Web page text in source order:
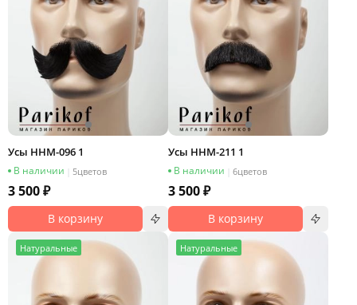
Усы HHM-096 1
В наличии 5цветов
3 500 ₽
В корзину
Усы HHM-211 1
В наличии 6цветов
3 500 ₽
В корзину
Натуральные Натуральные